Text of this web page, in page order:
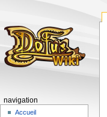
navigation
Accueil